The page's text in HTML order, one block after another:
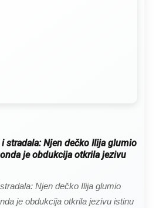
stradala: Njen dečko Ilija glumio
je obdukcija otkrila jezivu
Njen dečko Ilija glumio
je obdukcija otkrila jezivu istinu